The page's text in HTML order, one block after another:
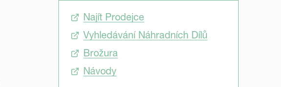
Najít Prodejce
Vyhledávání Náhradních Dílů
Brožura
Návody